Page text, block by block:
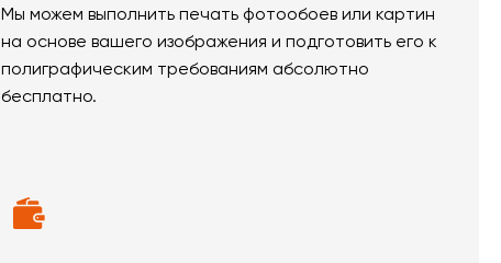
Мы можем выполнить печать фотообоев или картин
на основе вашего изображения и подготовить его к
полиграфическим требованиям абсолютно
бесплатно.